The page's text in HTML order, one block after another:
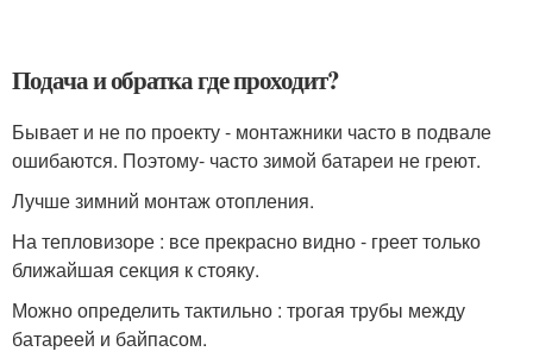
Подача и обратка где проходит?
Бывает и не по проекту - монтажники часто в подвале
ошибаются. Поэтому- часто зимой батареи не греют.
Лучше зимний монтаж отопления.
На тепловизоре : все прекрасно видно - греет только
ближайшая секция к стояку.
Можно определить тактильно : трогая трубы между
батареей и байпасом.